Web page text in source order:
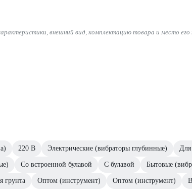
внешний вид, комплектацию товара и место его
220 В Электрические (вибраторы глубинные) Для
Со встроенной булавой С булавой Бытовые
грунта Оптом (инструмент) Оптом (инструмент)